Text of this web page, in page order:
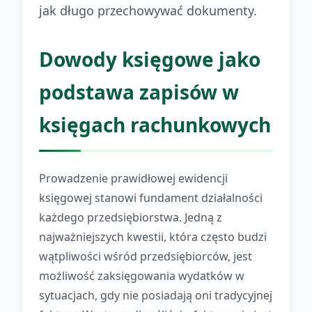
jak długo przechowywać dokumenty.
Dowody księgowe jako
podstawa zapisów w
księgach rachunkowych
Prowadzenie prawidłowej ewidencji
księgowej stanowi fundament działalności
każdego przedsiębiorstwa. Jedną z
najważniejszych kwestii, która często budzi
wątpliwości wśród przedsiębiorców, jest
możliwość zaksięgowania wydatków w
sytuacjach, gdy nie posiadają oni tradycyjnej